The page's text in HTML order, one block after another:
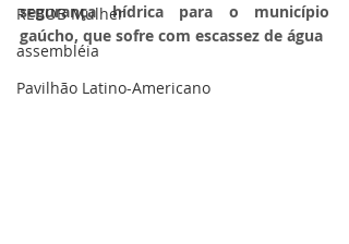
REBOB Mulher
assembléia
Pavilhão Latino-Americano
segurança hídrica para o município
gaúcho, que sofre com escassez de água